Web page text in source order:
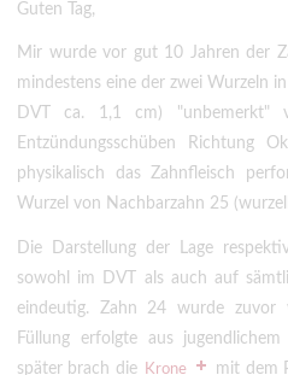
Guten Tag,
Mir wurde vor gut 10 Jahren der
mindestens eine der zwei Wurzeln
DVT ca. 1,1 cm) "unbemerkt"
Entzündungsschüben Richtung
physikalisch das Zahnfleisch
Wurzel von Nachbarzahn 25
Die Darstellung der Lage
sowohl im DVT als auch auf
eindeutig. Zahn 24 wurde zuvor
Füllung erfolgte aus
später brach die
Krone
mit dem